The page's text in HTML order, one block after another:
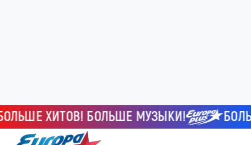
ХИТОВ! БОЛЬШЕ МУЗЫКИ! БОЛЬШЕ